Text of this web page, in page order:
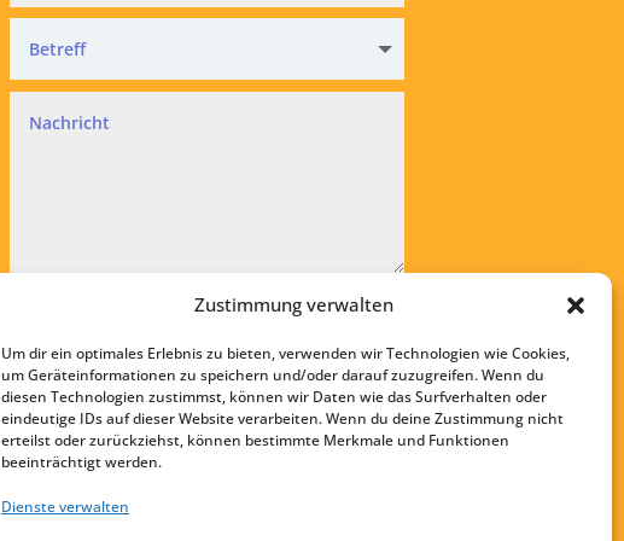
Zustimmung verwalten
Um dir ein optimales Erlebnis zu bieten, verwenden wir Technologien wie Cookies,
um Geräteinformationen zu speichern und/oder darauf zuzugreifen. Wenn du
diesen Technologien zustimmst, können wir Daten wie das Surfverhalten oder
eindeutige IDs auf dieser Website verarbeiten. Wenn du deine Zustimmung nicht
erteilst oder zurückziehst, können bestimmte Merkmale und Funktionen
beeinträchtigt werden.
Dienste verwalten
Datenschutz
Datenschutzvereinbarung
Absenden
Startseite
Kontakt
Impressum
Datenschutz